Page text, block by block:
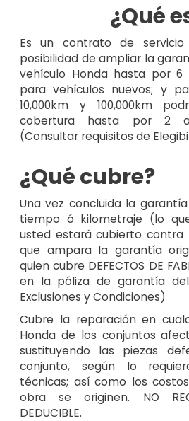
¿Qué
Es un contrato de
posibilidad de ampliar la
vehículo Honda hasta por 6
para vehículos nuevos; y
10,000km y 100,000km
cobertura hasta por 2
(Consultar requisitos de
¿Qué cubre?
Una vez concluida la
tiempo ó kilometraje (lo
usted estará cubierto contra
que ampara la garantía
quien cubre DEFECTOS DE
en la póliza de garantía
Exclusiones y Condiciones)
Cubre la reparación en
Honda de los conjuntos
sustituyendo las piezas
conjunto, según lo
técnicas; así como los
obra se originen. NO
DEDUCIBLE.